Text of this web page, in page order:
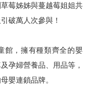
莓姊姊與蔓越莓姐姐共
破萬人次參與！
館，擁有種類齊全的嬰
孕婦營養品、用品等，
嬰連鎖品牌。